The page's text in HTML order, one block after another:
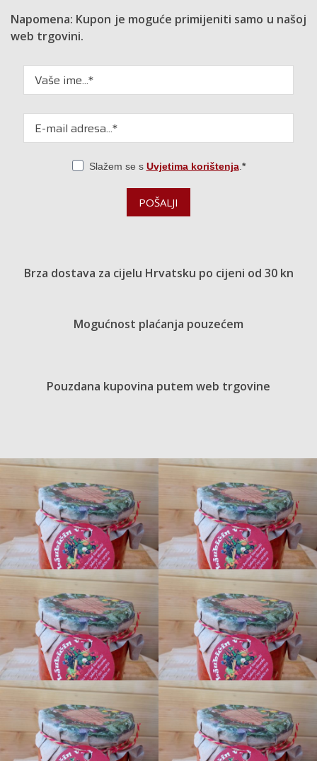
Napomena: Kupon je moguće primijeniti samo u našoj
web trgovini.
Slažem se s Uvjetima korištenja.
POŠALJI
Brza dostava za cijelu Hrvatsku po cijeni od 30 kn
Mogućnost plaćanja pouzećem
Pouzdana kupovina putem web trgovine